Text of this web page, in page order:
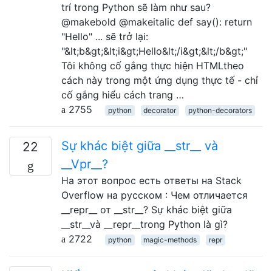
trí trong Python sẽ làm như sau?
@makebold @makeitalic def say(): return
"Hello" ... sẽ trở lại:
"&lt;b&gt;&lt;i&gt;Hello&lt;/i&gt;&lt;/b&gt;"
Tôi không cố gắng thực hiện HTMLtheo
cách này trong một ứng dụng thực tế - chỉ
cố gắng hiểu cách trang …
2755
python decorator python-decorators
22
Sự khác biệt giữa __str__ và
__Vpr__?
На этот вопрос есть ответы на Stack
Overflow на русском : Чем отличается
__repr__ от __str__? Sự khác biệt giữa
__str__và __repr__trong Python là gì?
2722
python magic-methods repr